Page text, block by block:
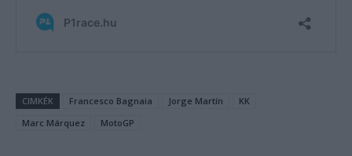
CIMKÉK Francesco Bagnaia Jorge Martín
KK
Marc Márquez
MotoGP